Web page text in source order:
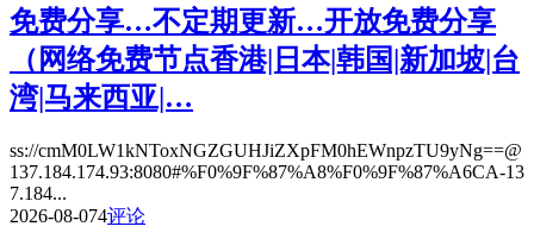
免费分享…不定期更新…开放免费分享
（网络免费节点香港|日本|韩国|新加坡|台
湾|马来西亚|…
ss://cmM0LW1kNToxNGZGUHJiZXpFM0hEWnpzTU9yNg==@
137.184.174.93:8080#%F0%9F%87%A8%F0%9F%87%A6CA-13
7.184...
2026-08-074评论